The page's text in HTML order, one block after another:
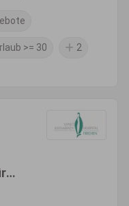
>= 30 2